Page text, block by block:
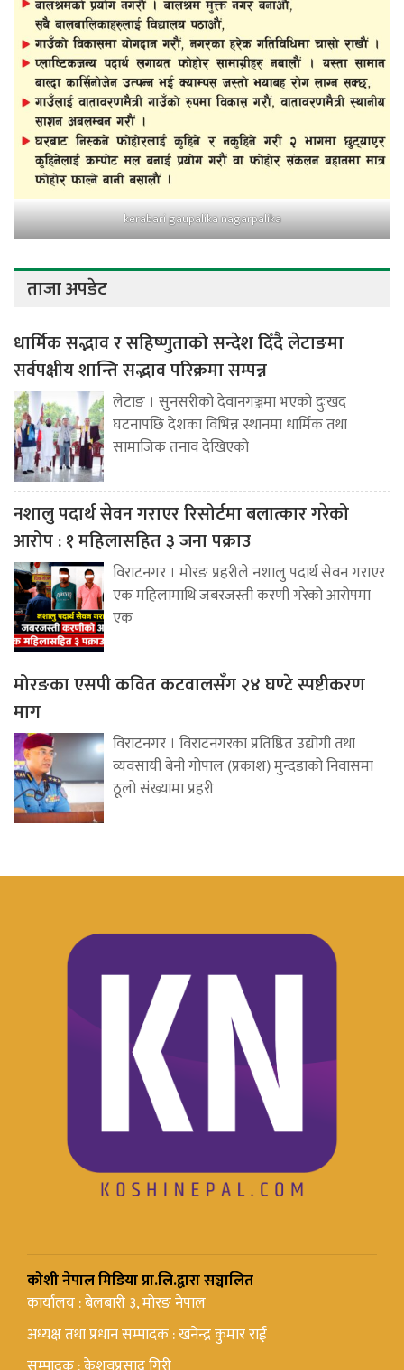
kerabari gaupalika nagarpalika
ताजा अपडेट
धार्मिक सद्भाव र सहिष्णुताको सन्देश दिँदै लेटाङमा
सर्वपक्षीय शान्ति सद्भाव परिक्रमा सम्पन्न
लेटाङ । सुनसरीको देवानगञ्जमा भएको दुःखद
घटनापछि देशका विभिन्न स्थानमा धार्मिक तथा
सामाजिक तनाव देखिएको
नशालु पदार्थ सेवन गराएर रिसोर्टमा बलात्कार गरेको
आरोप : १ महिलासहित ३ जना पक्राउ
विराटनगर । मोरङ प्रहरीले नशालु पदार्थ सेवन गराएर
एक महिलामाथि जबरजस्ती करणी गरेको आरोपमा
एक
मोरङका एसपी कवित कटवालसँग २४ घण्टे स्पष्टीकरण
माग
विराटनगर । विराटनगरका प्रतिष्ठित उद्योगी तथा
व्यवसायी बेनी गोपाल (प्रकाश) मुन्दडाको निवासमा
ठूलो संख्यामा प्रहरी
कोशी नेपाल मिडिया प्रा.लि.द्वारा सञ्चालित
कार्यालय : बेलबारी ३, मोरङ नेपाल
अध्यक्ष तथा प्रधान सम्पादक : खनेन्द्र कुमार राई